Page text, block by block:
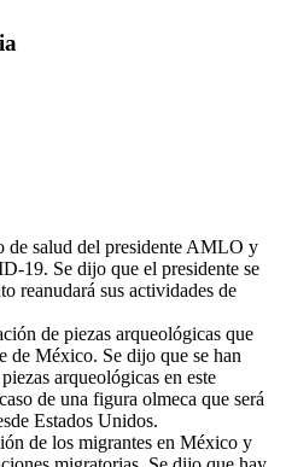
de salud del presidente AMLO y
19. Se dijo que el presidente se
reanudará sus actividades de
de piezas arqueológicas que
de México. Se dijo que se han
arqueológicas en este
de una figura olmeca que será
Estados Unidos.
de los migrantes en México y